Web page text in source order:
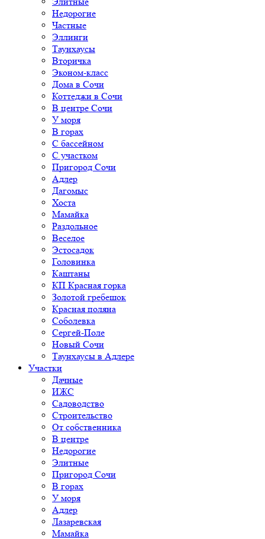
Недорогие
Частные
Эллинги
Таунхаусы
Вторичка
Эконом-класс
Дома в Сочи
Коттеджи в Сочи
В центре Сочи
У моря
В горах
С бассейном
С участком
Пригород Сочи
Адлер
Дагомыс
Хоста
Мамайка
Раздольное
Веселое
Эстосадок
Головинка
Каштаны
КП Красная горка
Золотой гребешок
Красная поляна
Соболевка
Сергей-Поле
Новый Сочи
Таунхаусы в Адлере
Участки
Дачные
ИЖС
Садоводство
Строительство
От собственника
В центре
Недорогие
Элитные
Пригород Сочи
В горах
У моря
Адлер
Лазаревская
Мамайка